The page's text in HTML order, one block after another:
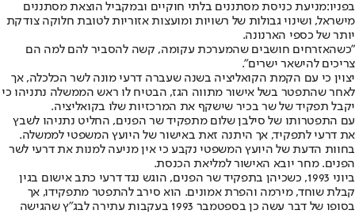
בפניו:מניעת כניסת מסתננים בלתי חוקיים ובמקביל הוצאת מסתננים
מישראל, ושינוי גבולות של רשויות ומועצות אזוריות לטובת חלוקה צודקת
יותר של כספי הארנונה.
"כשהאזרחים חושבים שהמערכת עקומה, קשה להסביר להם למה הם
צריכים להישאר ישרים".
יצוין כי עם הקמת הקואליציה בשנה שעברה דרעי מונה לשר הכלכלה, אך
לאחר שהתפטר בשל אישור מתווה הגז, הבטיח לו ראש הממשלה נתניהו כי
יקבל תפקיד של שר בכיר שישקף את המרכזיות שלו בקואליציה.
עם התפטרותו של סילבן שלום מתפקיד שר הפנים, החליט נתניהו לשבץ
את דרעי לתפקיד, אך היתנה זאת באישור של היועץ המשפטי לממשלה.
בחוות הדעת של היועץ המשפטי נקבע כי אין מניעה למנות את דרעי לשר
הפנים. מחר יובא האישור למליאת הכנסת.
ביוני 1993, כשכיהן בתפקיד שר הפנים, הוגש נגד דרעי כתב אישום בגין
קבלת שוחד, מירמה והפרת אמונים. הוא סירב להתפטר מתפקידו, אך
בסופו של דבר עשה כן בספטמבר 1993 בעקבות עתירה לבג"ץ שהגישה